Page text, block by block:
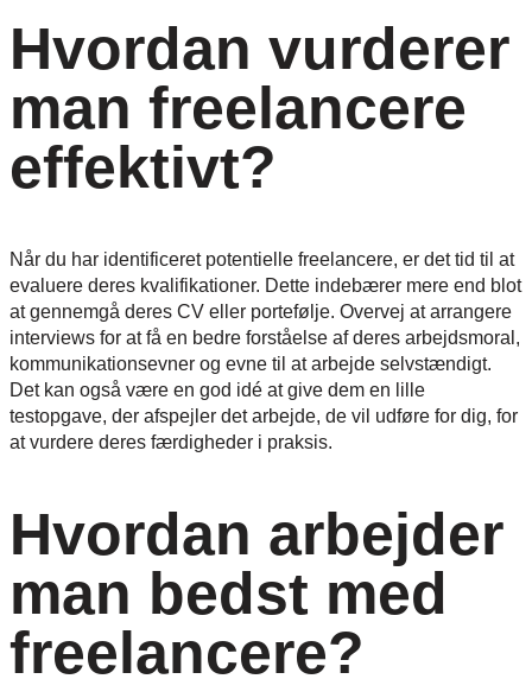
Hvordan vurderer
man freelancere
effektivt?
Når du har identificeret potentielle freelancere, er det tid til at
evaluere deres kvalifikationer. Dette indebærer mere end blot
at gennemgå deres CV eller portefølje. Overvej at arrangere
interviews for at få en bedre forståelse af deres arbejdsmoral,
kommunikationsevner og evne til at arbejde selvstændigt.
Det kan også være en god idé at give dem en lille
testopgave, der afspejler det arbejde, de vil udføre for dig, for
at vurdere deres færdigheder i praksis.
Hvordan arbejder
man bedst med
freelancere?